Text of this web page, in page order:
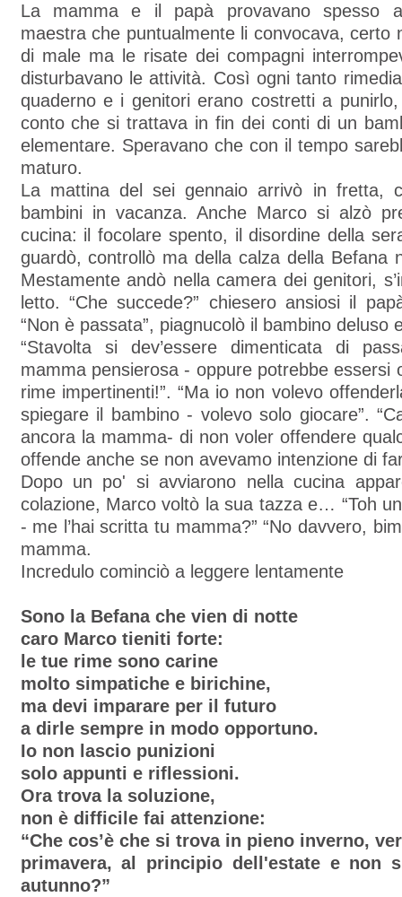
La mamma e il papà provavano spesso
maestra che puntualmente li convocava, certo
di male ma le risate dei compagni
disturbavano le attività. Così ogni tanto
quaderno e i genitori erano costretti a
conto che si trattava in fin dei conti di un
elementare. Speravano che con il tempo
maturo.
La mattina del sei gennaio arrivò in fretta,
bambini in vacanza. Anche Marco si alzò
cucina: il focolare spento, il disordine della
guardò, controllò ma della calza della Befana
Mestamente andò nella camera dei genitori,
letto. “Che succede?” chiesero ansiosi il
“Non è passata”, piagnucolò il bambino deluso
“Stavolta si dev’essere dimenticata di
mamma pensierosa - oppure potrebbe essersi
rime impertinenti!”. “Ma io non volevo
spiegare il bambino - volevo solo giocare”.
ancora la mamma- di non voler offendere
offende anche se non avevamo intenzione di
Dopo un po' si avviarono nella cucina
colazione, Marco voltò la sua tazza e… “Toh
- me l’hai scritta tu mamma?” “No davvero,
mamma.
Incredulo cominciò a leggere lentamente
Sono la Befana che vien di notte
caro Marco tieniti forte:
le tue rime sono carine
molto simpatiche e birichine,
ma devi imparare per il futuro
a dirle sempre in modo opportuno.
Io non lascio punizioni
solo appunti e riflessioni.
Ora trova la soluzione,
non è difficile fai attenzione:
“Che cos’è che si trova in pieno inverno,
primavera, al principio dell'estate e non
autunno?”